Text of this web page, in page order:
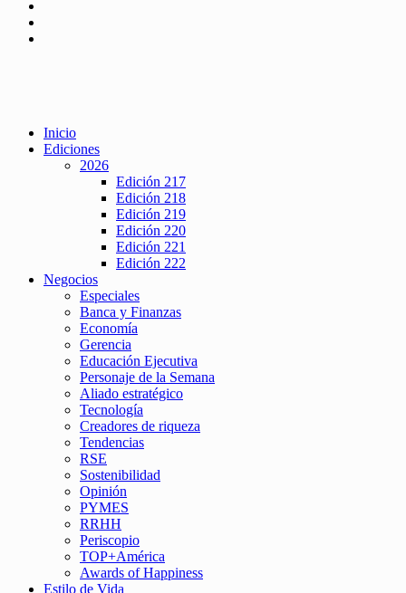
Inicio
Ediciones
2026
Edición 217
Edición 218
Edición 219
Edición 220
Edición 221
Edición 222
Negocios
Especiales
Banca y Finanzas
Economía
Gerencia
Educación Ejecutiva
Personaje de la Semana
Aliado estratégico
Tecnología
Creadores de riqueza
Tendencias
RSE
Sostenibilidad
Opinión
PYMES
RRHH
Periscopio
TOP+América
Awards of Happiness
Estilo de Vida